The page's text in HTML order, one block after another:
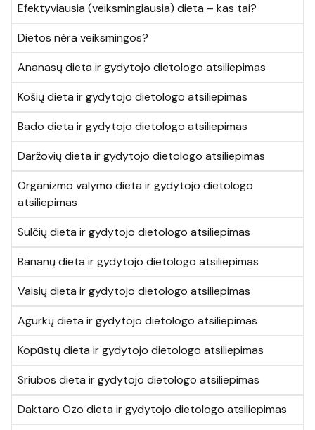
Efektyviausia (veiksmingiausia) dieta – kas tai?
Dietos nėra veiksmingos?
Ananasų dieta ir gydytojo dietologo atsiliepimas
Košių dieta ir gydytojo dietologo atsiliepimas
Bado dieta ir gydytojo dietologo atsiliepimas
Daržovių dieta ir gydytojo dietologo atsiliepimas
Organizmo valymo dieta ir gydytojo dietologo
atsiliepimas
Sulčių dieta ir gydytojo dietologo atsiliepimas
Bananų dieta ir gydytojo dietologo atsiliepimas
Vaisių dieta ir gydytojo dietologo atsiliepimas
Agurkų dieta ir gydytojo dietologo atsiliepimas
Kopūstų dieta ir gydytojo dietologo atsiliepimas
Sriubos dieta ir gydytojo dietologo atsiliepimas
Daktaro Ozo dieta ir gydytojo dietologo atsiliepimas